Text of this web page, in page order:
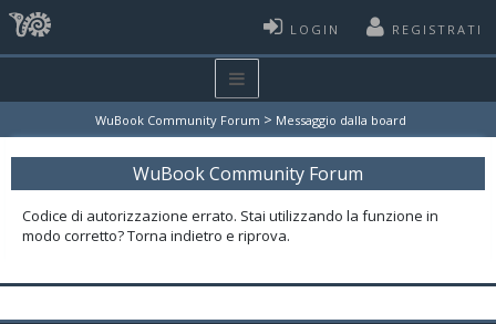
LOGIN REGISTRATI
WuBook Community Forum > Messaggio dalla board
WuBook Community Forum
Codice di autorizzazione errato. Stai utilizzando la funzione in
modo corretto? Torna indietro e riprova.